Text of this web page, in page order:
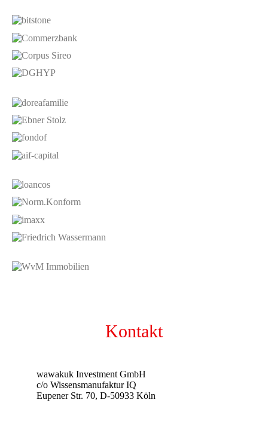
Kontakt
wawakuk Investment GmbH
c/o Wissensmanufaktur IQ
Eupener Str. 70, D-50933 Köln